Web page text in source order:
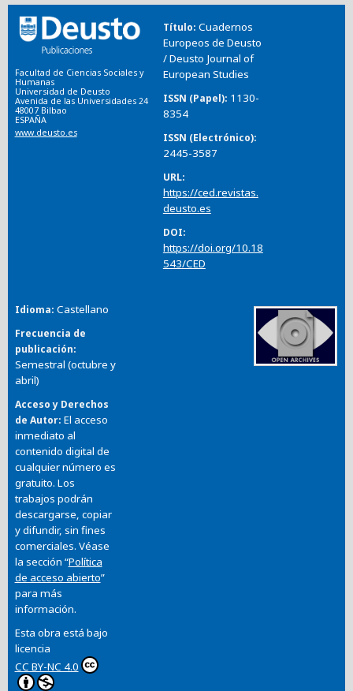
Facultad de Ciencias Sociales y
Humanas
Universidad de Deusto
Avenida de las Universidades 24
48007 Bilbao
ESPAÑA
www.deusto.es
Título Cuadernos
Europeos de Deusto
/ Deusto Journal of
European Studies
ISSN (Papel) 1130-
8354
ISSN (Electrónico)
2445-3587
URL
https://ced.revistas.
deusto.es
DOI
https://doi.org/10.18
543/CED
Idioma Castellano
Frecuencia de
publicación
Semestral (octubre y
abril)
Acceso y Derechos
de Autor El acceso
inmediato al
contenido digital de
cualquier número es
gratuito. Los
trabajos podrán
descargarse, copiar
y difundir, sin fines
comerciales. Véase
la sección “Política
de acceso abierto”
para más
información.
Esta obra está bajo
licencia
CC BY-NC 4.0